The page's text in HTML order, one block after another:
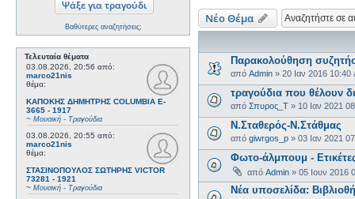
Βαθύτερες αναζητήσεις;
Τελευταία θέματα
03.08.2026, 20:56 από:
marco21nis
θέμα:
ΚΑΠΟΚΗΣ ΔΗΜΗΤΡΗΣ COLUMBIA E-
3665 - 1917
~ Μουσική - Τραγούδια
03.08.2026, 20:55 από:
marco21nis
θέμα:
ΣΤΑΣΙΝΟΠΟΥΛΟΣ ΣΩΤΗΡΗΣ VICTOR
73281 - 1921
~ Μουσική - Τραγούδια
Νέο Θέμα
Παρακολούθηση
από Admin » 20 Ιαν 2016 10:40
τραγούδια που θέλουν
από Σπυρος_Τ » 10 Ιαν 2021
Ν.Σταθερός-Ν.Στάθμας
από giwrgos_p » 03 Ιαν 2021
Φωτο-άλμπουμ -
από Admin » 05 Ιουν 2016
Νέα υποσελίδα: